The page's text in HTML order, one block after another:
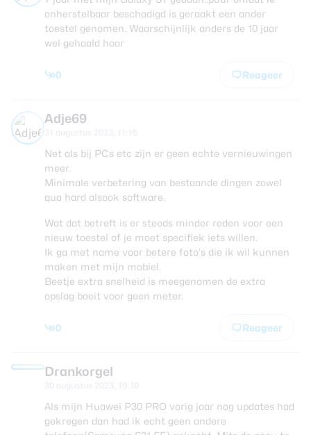
onherstelbaar beschadigd is geraakt een ander
toestel genomen. Waarschijnlijk anders de 10 jaar
wel gehaald hoor
0 Reageer
Adje69
Net als bij PCs etc zijn er geen echte vernieuwingen
meer.
Minimale verbetering van bestaande dingen zowel
qua hard alsook software.
Wat dat betreft is er steeds minder reden voor een
nieuw toestel of je moet specifiek iets willen.
Ik ga met name voor betere foto’s die ik wil kunnen
maken met mijn mobiel.
Beetje extra snelheid is meegenomen de extra
opslag boeit voor geen meter.
0 Reageer
Drankorgel
Als mijn Huawei P30 PRO vorig jaar nog updates had
gekregen dan had ik echt geen andere